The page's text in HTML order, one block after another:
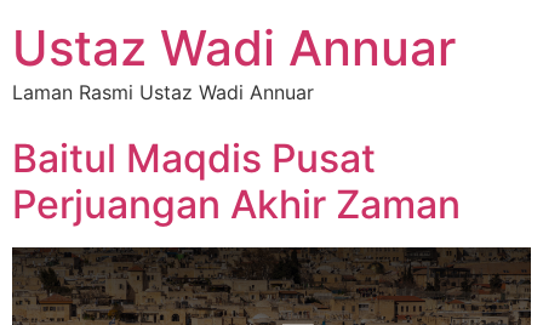
Ustaz Wadi Annuar
Laman Rasmi Ustaz Wadi Annuar
Baitul Maqdis Pusat
Perjuangan Akhir Zaman